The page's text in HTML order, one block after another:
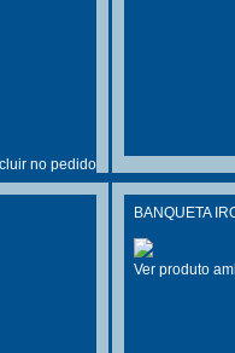
no pedido
BANQUETA
Ver produto